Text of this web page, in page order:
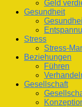
Geld
Gesundheit
Stress
Stress-
Beziehungen
Führen
Gesellschaft